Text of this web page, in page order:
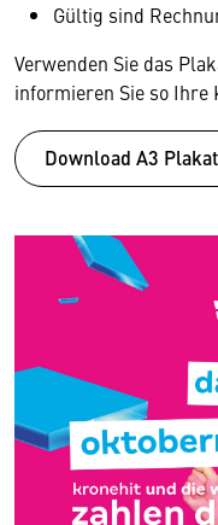
Gültig sind
Verwenden Sie das
informieren Sie so Ihre
Download A3 Plakat